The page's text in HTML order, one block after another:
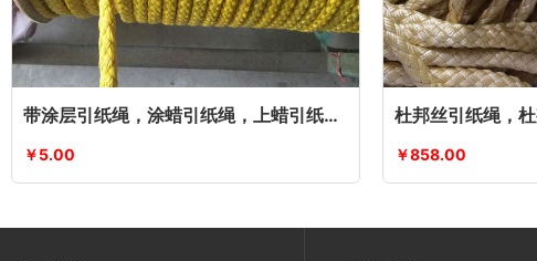
带涂层引纸绳，涂蜡引纸绳，上蜡引纸绳，浸蜡上色引纸绳
￥5.00 ￥858.00